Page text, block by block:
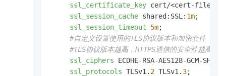
ssl_certificate_key cert/<cert-file-
ssl_session_cache shared:SSL: 1m;
ssl_session_timeout
5m;
#自定义设置使用的TLS协议版本和加密套件（以
#TLS协议版本越高，HTTPS通信的安全性越高，
ssl_ciphers ECDHE-RSA-AES128-GCM-
ssl_protocols TLSv1. 2 TLSv1. 3;